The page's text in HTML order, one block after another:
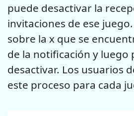
puede desactivar la
invitaciones de ese
sobre la x que se
de la notificación y luego
desactivar. Los usuarios
este proceso para cada